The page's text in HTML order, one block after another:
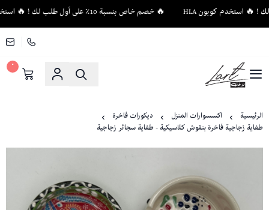
🔥 خصم خاص بنسبة 10٪ على أول طلب لك ! 🔥 استخدم كوبون HLA
لاغت - أثاث فاخر وإكسسوارات منزلية فريدة
٠
الرئيسية اكسسوارات المنزل
ديكورات فاخرة
طفاية زجاجية فاخرة بنقوش كلاسيكية - طفاية سجائر زجاجية